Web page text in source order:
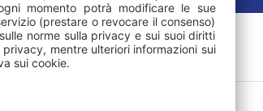
16.08.2026.
136,68 EUR
17.08.2026.
136,68 EUR